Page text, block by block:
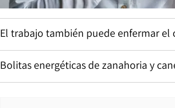
El trabajo también puede enfermar el
Bolitas energéticas de zanahoria y